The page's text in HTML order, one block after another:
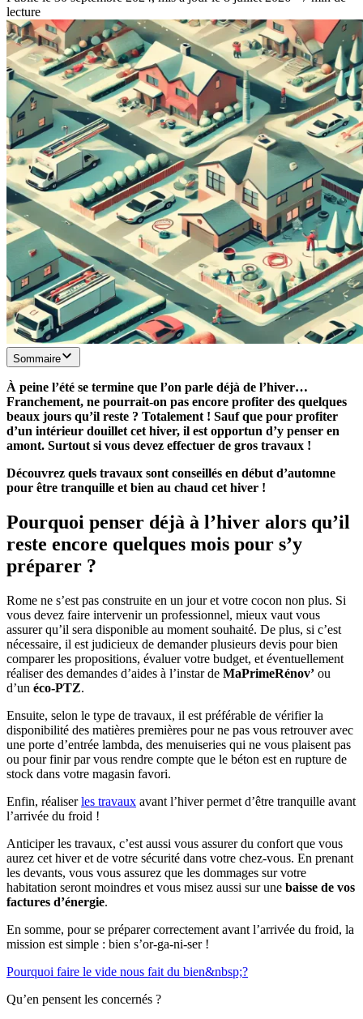
lecture
Sommaire
À peine l’été se termine que l’on parle déjà de l’hiver…
Franchement, ne pourrait-on pas encore profiter des quelques
beaux jours qu’il reste ? Totalement ! Sauf que pour profiter
d’un intérieur douillet cet hiver, il est opportun d’y penser en
amont. Surtout si vous devez effectuer de gros travaux !
Découvrez quels travaux sont conseillés en début d’automne
pour être tranquille et bien au chaud cet hiver !
Pourquoi penser déjà à l’hiver alors qu’il
reste encore quelques mois pour s’y
préparer ?
Rome ne s’est pas construite en un jour et votre cocon non plus. Si
vous devez faire intervenir un professionnel, mieux vaut vous
assurer qu’il sera disponible au moment souhaité. De plus, si c’est
nécessaire, il est judicieux de demander plusieurs devis pour bien
comparer les propositions, évaluer votre budget, et éventuellement
réaliser des demandes d’aides à l’instar de MaPrimeRénov’ ou
d’un éco-PTZ.
Ensuite, selon le type de travaux, il est préférable de vérifier la
disponibilité des matières premières pour ne pas vous retrouver avec
une porte d’entrée lambda, des menuiseries qui ne vous plaisent pas
ou pour finir par vous rendre compte que le béton est en rupture de
stock dans votre magasin favori.
Enfin, réaliserles travaux avant l’hiver permet d’être tranquille avant
l’arrivée du froid !
Anticiper les travaux, c’est aussi vous assurer du confort que vous
aurez cet hiver et de votre sécurité dans votre chez-vous. En prenant
les devants, vous vous assurez que les dommages sur votre
habitation seront moindres et vous misez aussi sur une baisse de vos
factures d’énergie.
En somme, pour se préparer correctement avant l’arrivée du froid, la
mission est simple : bien s’or-ga-ni-ser !
Pourquoi faire le vide nous fait du bien&nbsp;?
Qu’en pensent les concernés ?